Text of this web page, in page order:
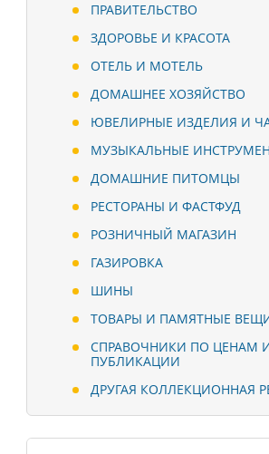
ПРАВИТЕЛЬСТВО
ЗДОРОВЬЕ И КРАСОТА
ОТЕЛЬ И МОТЕЛЬ
ДОМАШНЕЕ ХОЗЯЙСТВО
ЮВЕЛИРНЫЕ ИЗДЕЛИЯ И
МУЗЫКАЛЬНЫЕ
ДОМАШНИЕ ПИТОМЦЫ
РЕСТОРАНЫ И ФАСТФУД
РОЗНИЧНЫЙ МАГАЗИН
ГАЗИРОВКА
ШИНЫ
ТОВАРЫ И ПАМЯТНЫЕ
СПРАВОЧНИКИ ПО ЦЕНАМ
ПУБЛИКАЦИИ
ДРУГАЯ КОЛЛЕКЦИОННАЯ